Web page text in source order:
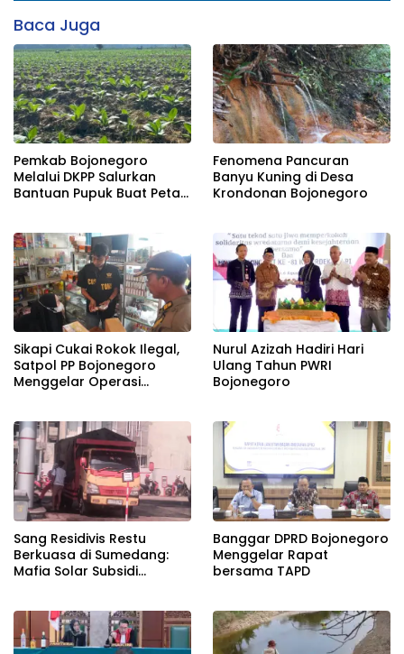
Baca Juga
Pemkab Bojonegoro
Melalui DKPP Salurkan
Bantuan Pupuk Buat Petani
Fenomena Pancuran
Banyu Kuning di Desa
Krondonan Bojonegoro
Sikapi Cukai Rokok Ilegal,
Satpol PP Bojonegoro
Menggelar Operasi
Nurul Azizah Hadiri Hari
Ulang Tahun PWRI
Bojonegoro
Sang Residivis Restu
Berkuasa di Sumedang:
Mafia Solar Subsidi
Bungkam
Banggar DPRD Bojonegoro
Menggelar Rapat
bersama TAPD